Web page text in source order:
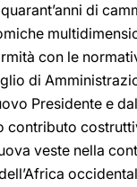
di
con le
di
Presidente e
contributo
veste nella